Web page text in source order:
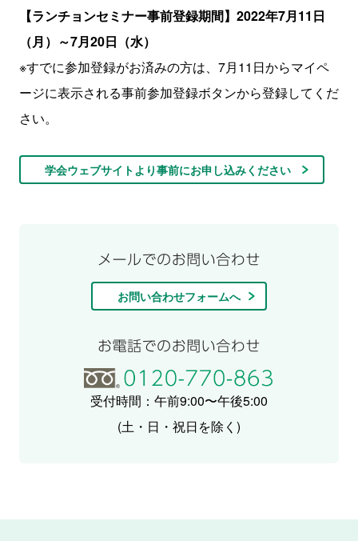
【ランチョンセミナー事前登録期間】2022年7月11日
（月）～7月20日（水）
※すでに参加登録がお済みの方は、7月11日からマイペ
ージに表示される事前参加登録ボタンから登録してくだ
さい。
学会ウェブサイトより事前にお申し込みください
お問い合わせフォームへ
受付時間：午前9:00〜午後5:00
(土・日・祝日を除く)